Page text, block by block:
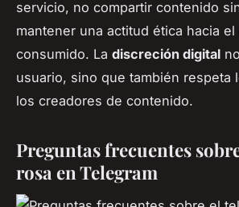
servicio, no compartir contenido
mantener una actitud ética hacia el
consumido. La discreción digital
usuario, sino que también respeta
los creadores de contenido.
Preguntas frecuentes
rosa en Telegram